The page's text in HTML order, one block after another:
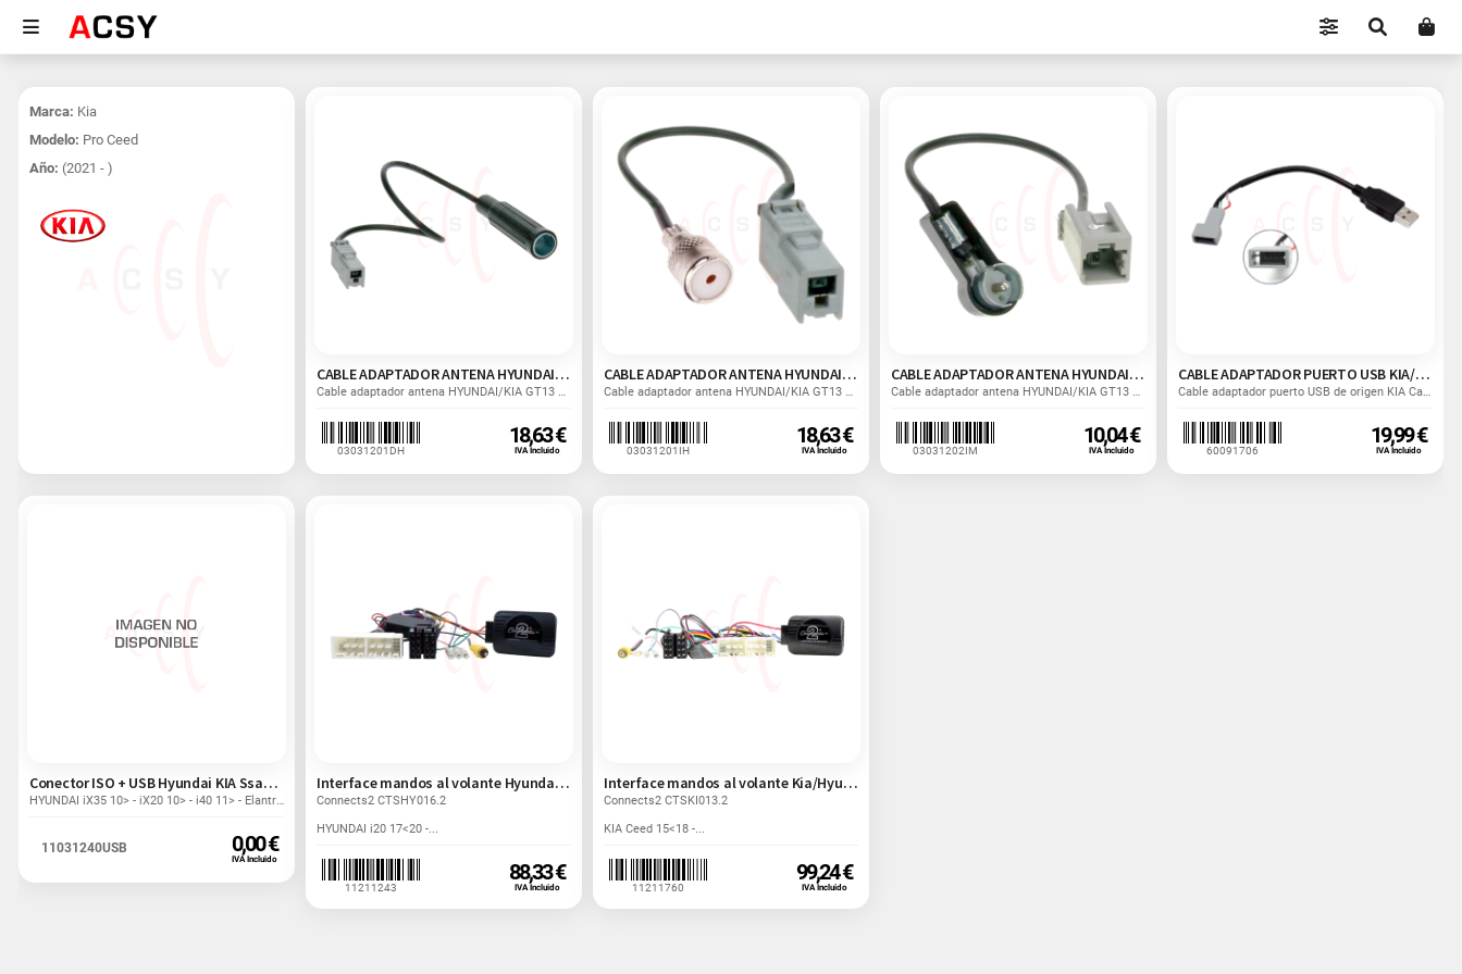
Marca: Kia
Modelo: Pro Ceed
Año: (2021 - )
CABLE ADAPTADOR ANTENA HYUNDAI-DIN HEMBRA
Cable adaptador antena HYUNDAI/KIA GT13 Macho - DIN...
03031201DH
18,63 €
IVA Incluido
CABLE ADAPTADOR ANTENA HYUNDAI-ISO HEMBRA
Cable adaptador antena HYUNDAI/KIA GT13 Macho - ISO...
03031201IH
18,63 €
IVA Incluido
CABLE ADAPTADOR ANTENA HYUNDAI-ISO MACHO
Cable adaptador antena HYUNDAI/KIA GT13 Hembra - ISO...
03031202IM
10,04 €
IVA Incluido
CABLE ADAPTADOR PUERTO USB KIA/HYUNDAI
Cable adaptador puerto USB de origen KIA Carnival 14>...
60091706
19,99 €
IVA Incluido
Conector ISO + USB Hyundai KIA SsangYong
HYUNDAI iX35 10> - iX20 10> - i40 11> - Elantra...
11031240USB 0,00 €
IVA Incluido
Interface mandos al volante Hyundai/Kia
Connects2 CTSHY016.2
HYUNDAI i20 17<20 -...
11211243
88,33 €
IVA Incluido
Interface mandos al volante Kia/Hyundai
Connects2 CTSKI013.2
KIA Ceed 15<18 -...
11211760
99,24 €
IVA Incluido